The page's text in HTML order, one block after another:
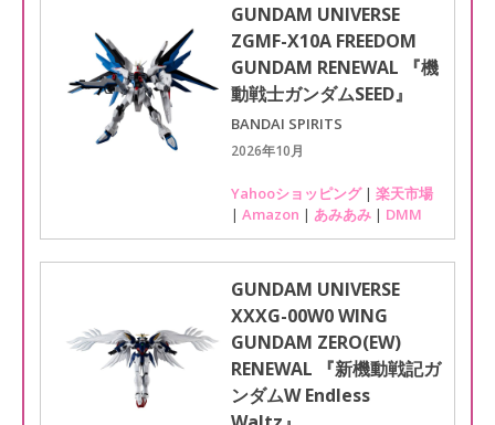
GUNDAM UNIVERSE
ZGMF-X10A FREEDOM
GUNDAM RENEWAL 『機
動戦士ガンダムSEED』
BANDAI SPIRITS
2026年10月
Yahooショッピング| 楽天市場
| Amazon | あみあみ | DMM
GUNDAM UNIVERSE
XXXG-00W0 WING
GUNDAM ZERO(EW)
RENEWAL 『新機動戦記ガ
ンダムW Endless